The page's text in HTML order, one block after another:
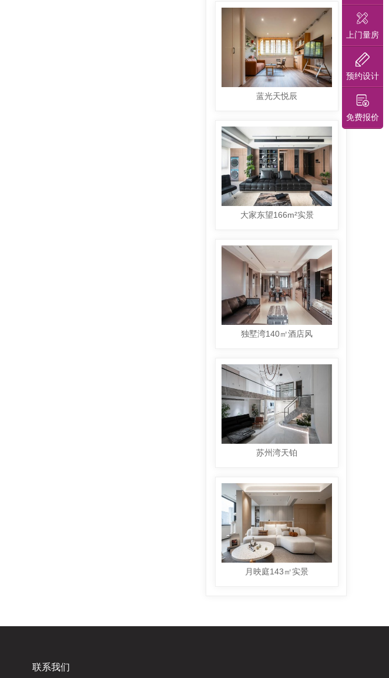
蓝光天悦辰
大家东望166m²实景
独墅湾140㎡酒店风
苏州湾天铂
月映庭143㎡实景
联系我们
上门量房
预约设计
免费报价